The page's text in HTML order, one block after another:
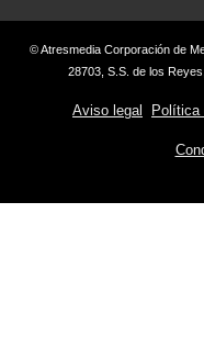
© Atresmedia Corporación de
28703, S.S. de los
Aviso legal Política